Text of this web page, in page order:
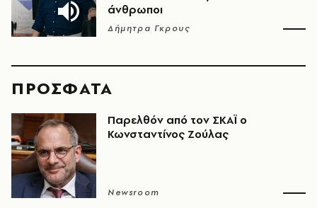
άνθρωποι
Δήμητρα Γκρους
ΠΡΟΣΦΑΤΑ
Παρελθόν από τον ΣΚΑΪ ο
Κωνσταντίνος Ζούλας
Newsroom